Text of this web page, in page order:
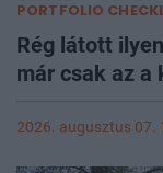
PORTFOLIO
Rég látott
már csak az a
2026. augusztus 07.